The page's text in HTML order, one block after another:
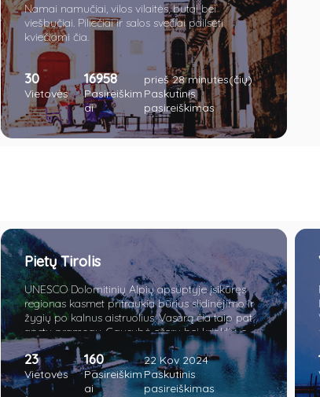
Namai namučiai, vilos vilaitės, butai bei
viešbučiai. Piliečiai ir salos svečiai pailsėti
kviečiami čia.
30
Vietovės
16958
Pasireiškim
ai
prieš 28 minutes(čių)
Paskutinis
pasireiškimas
Pietų Tirolis
UNESCO Dolomitinių Alpių apsuptyje įsikūręs
regionas kasmet pritraukia būrius slidinėjimo ir
žygių po kalnus aistruolius. Vasarą čia taip pat
apstu pramogų. Gausybė ežerų bei krioklių, o
vietomis net piramidžių. Apsilankę sostinėje
nesuglumkite pasijutę lyg Austrijoje. Verčiau
paskanaukite šviežios polentos bei obuolių
štrudelio.
23
Vietovės
160
Pasireiškim
ai
22 Kov 2024
Paskutinis
pasireiškimas